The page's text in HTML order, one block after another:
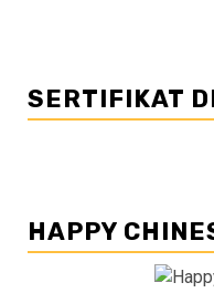
SERTIFIKAT
HAPPY